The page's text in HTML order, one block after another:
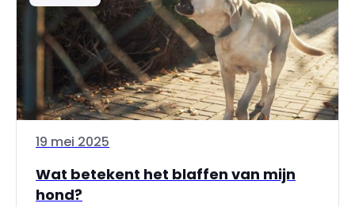
19 mei 2025
Wat betekent het blaffen van mijn
hond?